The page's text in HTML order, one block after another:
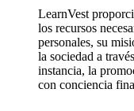
LearnVest
los recursos
personales, su
la sociedad a
instancia, la
con conciencia